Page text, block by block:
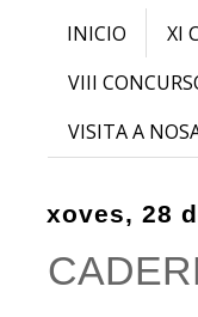
INICIO
XI
VIII
VISITA A
xoves, 28